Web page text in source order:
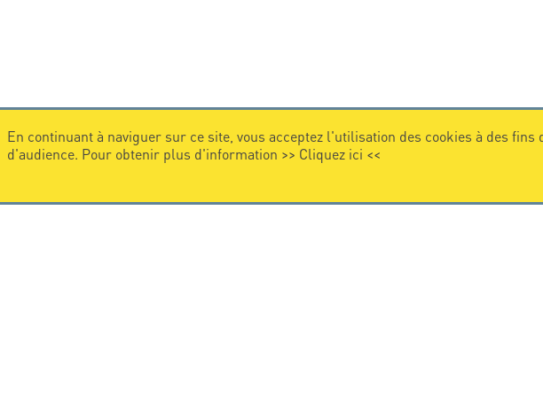
En continuant à naviguer sur ce site, vous acceptez l'utilisation des cookies à des fins
d'audience. Pour obtenir plus d'information >> Cliquez ici <<